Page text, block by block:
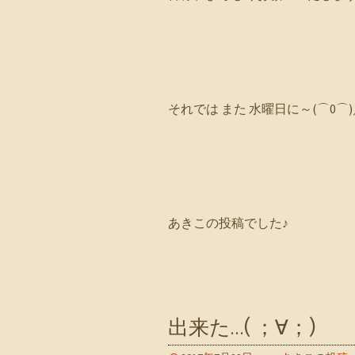
それでは また 水曜日に～(⌒0⌒)
あきこの投稿でした♪
出来た…( ；∀；)